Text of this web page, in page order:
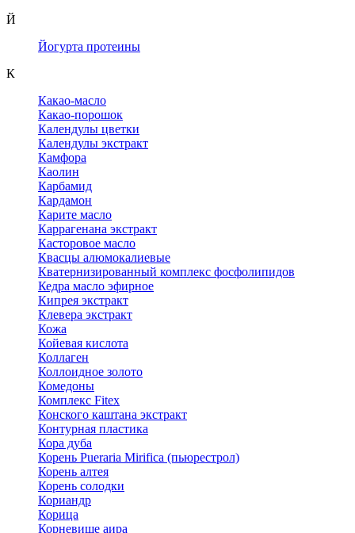
Й
Йогурта протеины
К
Какао-масло
Какао-порошок
Календулы цветки
Календулы экстракт
Камфора
Каолин
Карбамид
Кардамон
Карите масло
Каррагенана экстракт
Касторовое масло
Квасцы алюмокалиевые
Кватернизированный комплекс фосфолипидов
Кедра масло эфирное
Кипрея экстракт
Клевера экстракт
Кожа
Койевая кислота
Коллаген
Коллоидное золото
Комедоны
Комплекс Fitex
Конского каштана экстракт
Контурная пластика
Кора дуба
Корень Pueraria Mirifica (пьюрестрол)
Корень алтея
Корень солодки
Кориандр
Корица
Корневище аира